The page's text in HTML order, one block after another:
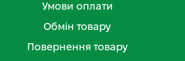
Умови оплати
Обмін товару
Повернення товару